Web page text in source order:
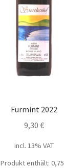
Furmint 2022
9,30 €
incl. 13% VAT
Produkt enthält: 0,75